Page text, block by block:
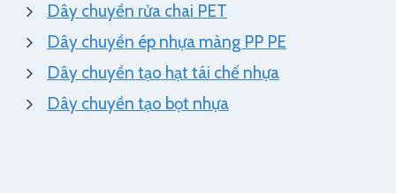
Dây chuyền rửa chai PET
Dây chuyền ép nhựa màng PP PE
Dây chuyền tạo hạt tái chế nhựa
Dây chuyền tạo bọt nhựa